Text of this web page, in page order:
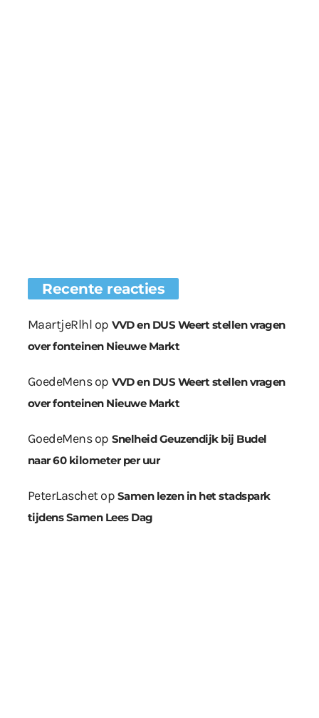
Recente reacties
MaartjeRlhl op VVD en DUS Weert stellen vragen
over fonteinen Nieuwe Markt
GoedeMensop VVD en DUS Weert stellen vragen
over fonteinen Nieuwe Markt
GoedeMensop Snelheid Geuzendijk bij Budel
naar 60 kilometer per uur
PeterLaschetop Samen lezen in het stadspark
tijdens Samen Lees Dag